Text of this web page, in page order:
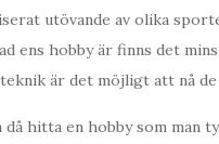
utövande av olika
ens hobby är finns det
är det möjligt att nå
då hitta en hobby som man